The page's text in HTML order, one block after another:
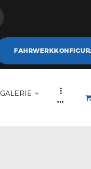
GALERIE